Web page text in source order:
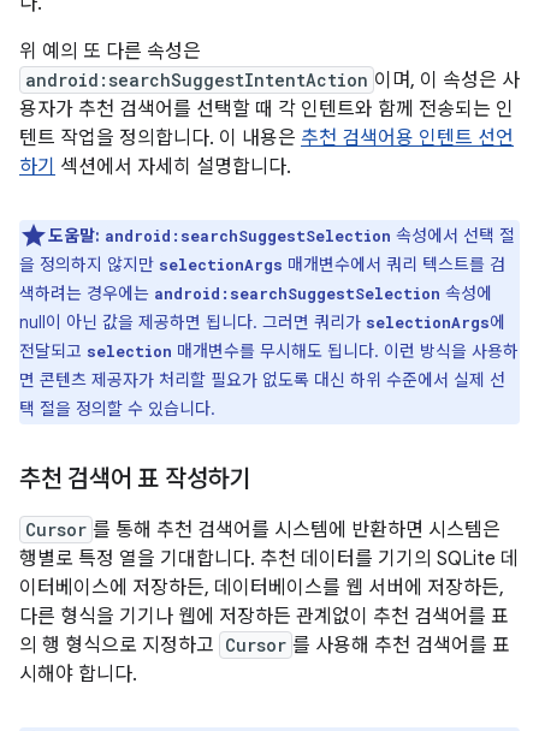
위 예의 또 다른 속성은
android:searchSuggestIntentAction 이며, 이 속성은 사
용자가 추천 검색어를 선택할 때 각 인텐트와 함께 전송되는 인
텐트 작업을 정의합니다. 이 내용은 추천 검색어용 인텐트 선언
하기 섹션에서 자세히 설명합니다.
도움말: android:searchSuggestSelection 속성에서 선택 절
을 정의하지 않지만 selectionArgs 매개변수에서 쿼리 텍스트를 검
색하려는 경우에는 android:searchSuggestSelection 속성에
null이 아닌 값을 제공하면 됩니다. 그러면 쿼리가 selectionArgs에
전달되고 selection 매개변수를 무시해도 됩니다. 이런 방식을 사용하
면 콘텐츠 제공자가 처리할 필요가 없도록 대신 하위 수준에서 실제 선
택 절을 정의할 수 있습니다.
추천 검색어 표 작성하기
Cursor 를 통해 추천 검색어를 시스템에 반환하면 시스템은
행별로 특정 열을 기대합니다. 추천 데이터를 기기의 SQLite 데
이터베이스에 저장하든, 데이터베이스를 웹 서버에 저장하든,
다른 형식을 기기나 웹에 저장하든 관계없이 추천 검색어를 표
의 행 형식으로 지정하고 Cursor 를 사용해 추천 검색어를 표
시해야 합니다.